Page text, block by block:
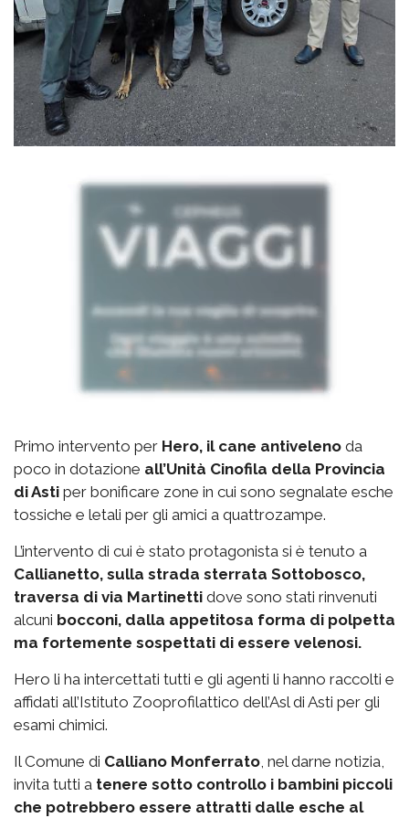
Primo intervento per Hero, il cane antiveleno da
poco in dotazione all’Unità Cinofila della Provincia
di Asti per bonificare zone in cui sono segnalate esche
tossiche e letali per gli amici a quattrozampe.
L’intervento di cui è stato protagonista si è tenuto a
Callianetto, sulla strada sterrata Sottobosco,
traversa di via Martinetti dove sono stati rinvenuti
alcuni bocconi, dalla appetitosa forma di polpetta
ma fortemente sospettati di essere velenosi.
Hero li ha intercettati tutti e gli agenti li hanno raccolti e
affidati all’Istituto Zooprofilattico dell’Asl di Asti per gli
esami chimici.
Il Comune di Calliano Monferrato, nel darne notizia,
invita tutti a tenere sotto controllo i bambini piccoli
che potrebbero essere attratti dalle esche al